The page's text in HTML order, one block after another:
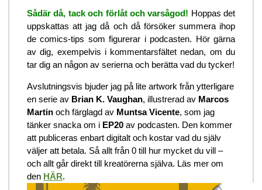
Sådär då, tack och förlåt och varsågod! Hoppas det
uppskattas att jag då och då försöker summera ihop
de comics-tips som figurerar i podcasten. Hör gärna
av dig, exempelvis i kommentarsfältet nedan, om du
tar dig an någon av serierna och berätta vad du tycker!
Avslutningsvis bjuder jag på lite artwork från ytterligare
en serie av Brian K. Vaughan, illustrerad av Marcos
Martin och färglagd av Muntsa Vicente, som jag
tänker snacka om i EP20 av podcasten. Den kommer
att publiceras enbart digitalt och kostar vad du själv
väljer att betala. Så allt från 0 till hur mycket du vill –
och allt går direkt till kreatörerna själva. Läs mer om
den HÄR.